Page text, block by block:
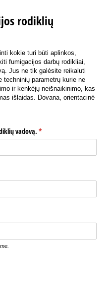
rodiklių
kokie turi būti aplinkos,
fumigacijos darbų rodikliai,
Jus ne tik galėsite reikaluti
techninių parametrų kurie ne
ir kenkėjų neišnaikinimo, kas
išlaidas. Dovana, orientacinė
vadovą. *
(required)